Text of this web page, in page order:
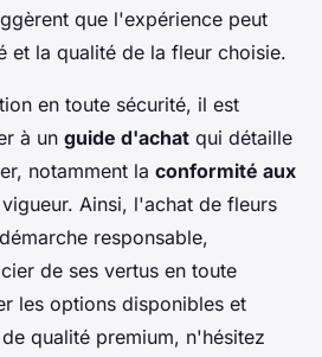
que l'expérience peut
et la qualité de la fleur choisie.
en toute sécurité, il est
à un guide d'achat qui détaille
notamment la conformité aux
Ainsi, l'achat de fleurs
responsable,
de ses vertus en toute
les options disponibles et
qualité premium, n'hésitez